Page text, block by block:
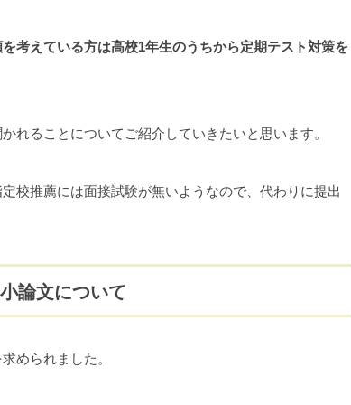
考えている方は高校1年生のうちから定期テスト対策を
れることについてご紹介していきたいと思います。
校推薦には面接試験が無いようなので、代わりに提出
論文について
められました。